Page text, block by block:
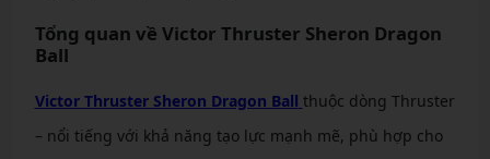
Tổng quan về Victor Thruster Sheron Dragon
Ball
Victor Thruster Sheron Dragon Ball thuộc dòng Thruster
– nổi tiếng với khả năng tạo lực mạnh mẽ, phù hợp cho